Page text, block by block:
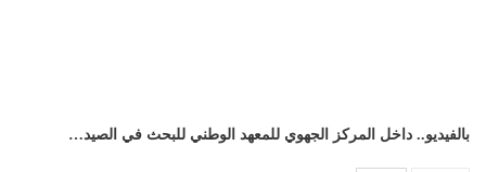
بالفيديو.. داخل المركز الجهوي للمعهد الوطني للبحث في الصيد…